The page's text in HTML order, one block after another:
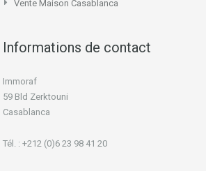
Vente Maison Casablanca
Informations de contact
Immoraf
59 Bld Zerktouni
Casablanca
Tél. : +212 (0)6 23 98 41 20